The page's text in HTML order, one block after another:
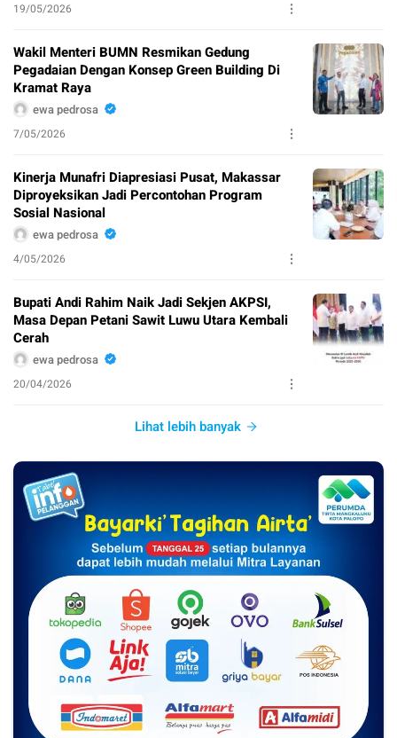
19/05/2026
Wakil Menteri BUMN Resmikan Gedung
Pegadaian Dengan Konsep Green Building Di
Kramat Raya
ewa pedrosa
7/05/2026
Kinerja Munafri Diapresiasi Pusat, Makassar
Diproyeksikan Jadi Percontohan Program
Sosial Nasional
ewa pedrosa
4/05/2026
Bupati Andi Rahim Naik Jadi Sekjen AKPSI,
Masa Depan Petani Sawit Luwu Utara Kembali
Cerah
ewa pedrosa
20/04/2026
Lihat lebih banyak